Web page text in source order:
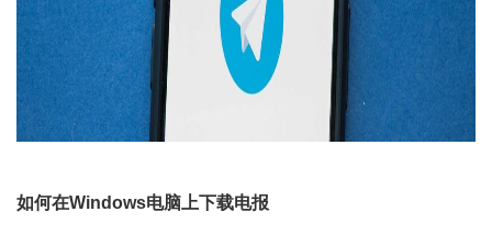
如何在Windows电脑上下载电报